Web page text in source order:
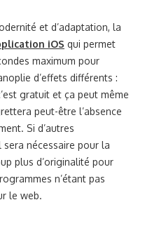
et d’adaptation, la
iOS qui permet
maximum pour
d’effets différents :
gratuit et ça peut même
peut-être l’absence
Si d’autres
nécessaire pour la
plus d’originalité pour
n’étant pas
le web.